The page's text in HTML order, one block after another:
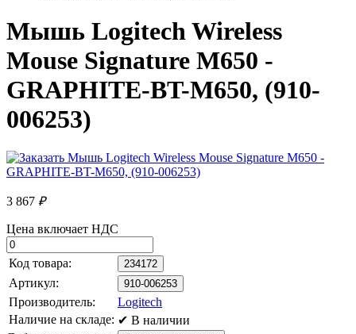
Мышь Logitech Wireless
Mouse Signature M650 -
GRAPHITE-BT-M650, (910-
006253)
3 867 ₽
Цена включает НДС
Код товара: 234172
Артикул: 910-006253
Производитель:
Logitech
Наличие на складе: ✔ В наличии